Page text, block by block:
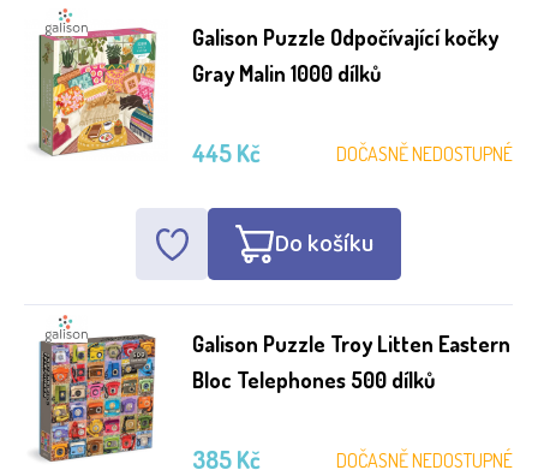
Galison Puzzle Odpočívající kočky
Gray Malin 1000 dílků
DOČASNĚ NEDOSTUPNÉ
445 Kč
Do košíku
Galison Puzzle Troy Litten Eastern
Bloc Telephones 500 dílků
DOČASNĚ NEDOSTUPNÉ
385 Kč